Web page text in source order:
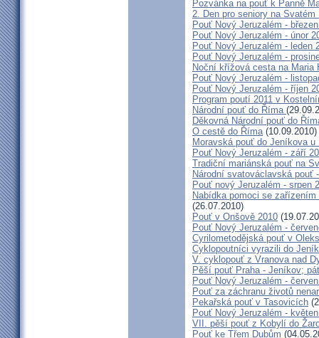
Pozvánka na pouť k Panně
2. Den pro seniory na
Pouť Nový Jeruzalém -
Pouť Nový Jeruzalém - únor
Pouť Nový Jeruzalém - leden
Pouť Nový Jeruzalém -
Noční křížová cesta na Maria
Pouť Nový Jeruzalém -
Pouť Nový Jeruzalém - říjen
Program poutí 2011 v
Národní pouť do Říma
Děkovná Národní pouť do
O cestě do Říma(10.09.2010)
Moravská pouť do Jeníkova u
Pouť Nový Jeruzalém - září
Tradiční mariánská pouť na
Národní svatováclavská pouť
Pouť nový Jeruzalém - srpen
Nabídka pomoci se
(26.07.2010)
Pouť v Onšově 2010
Pouť Nový Jeruzalém -
Cyrilometodějská pouť v
Cyklopoutníci vyrazili do
V. cyklopouť z Vranova nad
Pěší pouť Praha - Jeníkov;
Pouť Nový Jeruzalém -
Pouť za záchranu životů
Pekařská pouť v Tasovicích
Pouť Nový Jeruzalém -
VII. pěší pouť z Kobylí do
Pouť ke Třem Dubům